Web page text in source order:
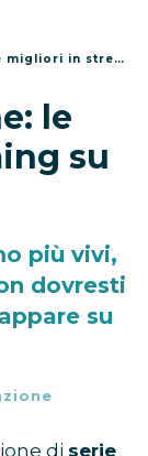
streaming su Netflix
le
su
più vivi,
dovresti
su
di serie